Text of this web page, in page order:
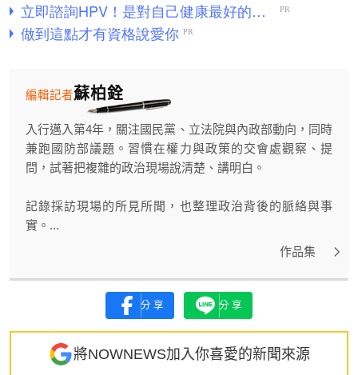
蘇柏銓
編輯記者
入行邁入第4年，關注國民黨、立法院與內政部動向，同時
兼跑國防部議題。習慣在權力與政策的交會處觀察、提
問，試著把複雜的政治現場說清楚、講明白。
記錄採訪現場的所見所聞，也整理政治背後的脈絡與事
實。...
作品集
分享 分享
將NOWNEWS加入你喜愛的新聞來源